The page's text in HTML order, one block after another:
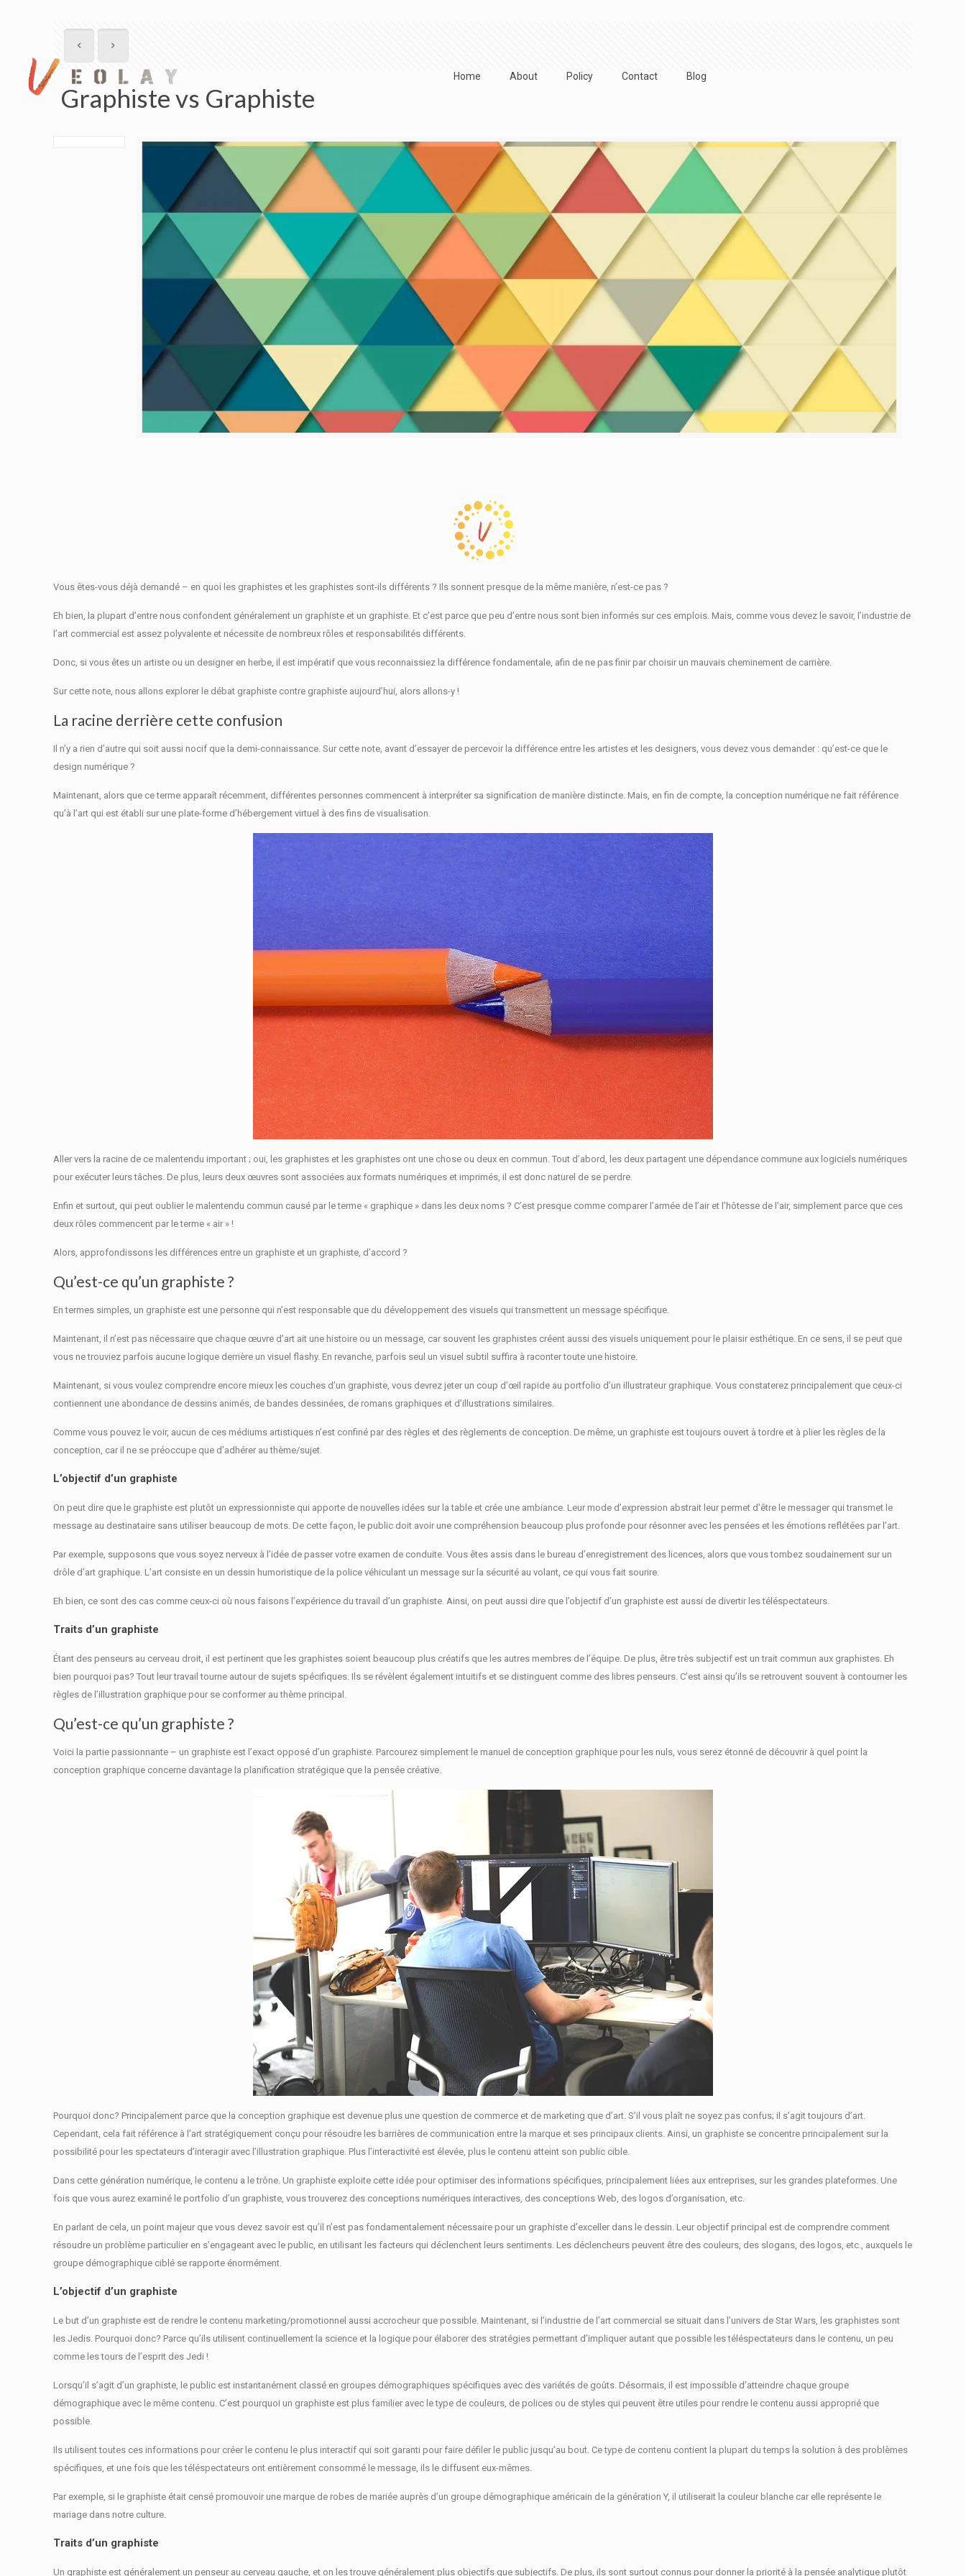
Home About Policy Contact Blog
Graphiste vs Graphiste
Vous êtes-vous déjà demandé – en quoi les graphistes et les graphistes sont-ils différents ? Ils sonnent presque de la même manière, n’est-ce pas ?
Eh bien, la plupart d’entre nous confondent généralement un graphiste et un graphiste. Et c’est parce que peu d’entre nous sont bien informés sur ces emplois. Mais, comme vous devez le savoir, l’industrie de
l’art commercial est assez polyvalente et nécessite de nombreux rôles et responsabilités différents.
Donc, si vous êtes un artiste ou un designer en herbe, il est impératif que vous reconnaissiez la différence fondamentale, afin de ne pas finir par choisir un mauvais cheminement de carrière.
Sur cette note, nous allons explorer le débat graphiste contre graphiste aujourd’hui, alors allons-y !
La racine derrière cette confusion
Il n’y a rien d’autre qui soit aussi nocif que la demi-connaissance.Sur cette note, avant d’essayer de percevoir la différence entre les artistes et les designers, vous devez vous demander : qu’est-ce que le
design numérique ?
Maintenant, alors que ce terme apparaît récemment, différentes personnes commencent à interpréter sa signification de manière distincte. Mais, en fin de compte, la conception numérique ne fait référence
qu’à l’art qui est établi sur une plate-forme d’hébergement virtuel à des fins de visualisation.
Aller vers la racine de ce malentendu important ; oui, les graphistes et les graphistes ont une chose ou deux en commun.Tout d’abord, les deux partagent une dépendance commune aux logiciels numériques
pour exécuter leurs tâches. De plus, leurs deux œuvres sont associées aux formats numériques et imprimés, il est donc naturel de se perdre.
Enfin et surtout, qui peut oublier le malentendu commun causé par le terme « graphique » dans les deux noms ? C’est presque comme comparer l’armée de l’air et l’hôtesse de l’air, simplement parce que ces
deux rôles commencent par le terme « air » !
Alors, approfondissons les différences entre un graphiste et un graphiste, d’accord ?
Qu’est-ce qu’un graphiste ?
En termes simples, un graphiste est une personne qui n’est responsable que du développement des visuels qui transmettent un message spécifique.
Maintenant, il n’est pas nécessaire que chaque œuvre d’art ait une histoire ou un message, car souvent les graphistes créent aussi des visuels uniquement pour le plaisir esthétique. En ce sens, il se peut que
vous ne trouviez parfois aucune logique derrière un visuel flashy. En revanche, parfois seul un visuel subtil suffira à raconter toute une histoire.
Maintenant, si vous voulez comprendre encore mieux les couches d’un graphiste, vous devrez jeter un coup d’œil rapide au portfolio d’un illustrateur graphique.Vous constaterez principalement que ceux-ci
contiennent une abondance de dessins animés, de bandes dessinées, de romans graphiques et d’illustrations similaires.
Comme vous pouvez le voir, aucun de ces médiums artistiques n’est confiné par des règles et des règlements de conception. De même, un graphiste est toujours ouvert à tordre et à plier les règles de la
conception, car il ne se préoccupe que d’adhérer au thème/sujet.
L’objectif d’un graphiste
On peut dire que le graphiste est plutôt un expressionniste qui apporte de nouvelles idées sur la table et crée une ambiance. Leur mode d’expression abstrait leur permet d’être le messager qui transmet le
message au destinataire sans utiliser beaucoup de mots. De cette façon, le public doit avoir une compréhension beaucoup plus profonde pour résonner avec les pensées et les émotions reflétées par l’art.
Par exemple, supposons que vous soyez nerveux à l’idée de passer votre examen de conduite.Vous êtes assis dans le bureau d’enregistrement des licences, alors que vous tombez soudainement sur un
drôle d’art graphique. L’art consiste en un dessin humoristique de la police véhiculant un message sur la sécurité au volant, ce qui vous fait sourire.
Eh bien, ce sont des cas comme ceux-ci où nous faisons l’expérience du travail d’un graphiste.Ainsi, on peut aussi dire que l’objectif d’un graphiste est aussi de divertir les téléspectateurs.
Traits d’un graphiste
Étant des penseurs au cerveau droit, il est pertinent que les graphistes soient beaucoup plus créatifs que les autres membres de l’équipe. De plus, être très subjectif est un trait commun aux graphistes. Eh
bien pourquoi pas?Tout leur travail tourne autour de sujets spécifiques. Ils se révèlent également intuitifs et se distinguent comme des libres penseurs. C’est ainsi qu’ils se retrouvent souvent à contourner les
règles de l’illustration graphique pour se conformer au thème principal.
Qu’est-ce qu’un graphiste ?
Voici la partie passionnante – un graphiste est l’exact opposé d’un graphiste. Parcourez simplement le manuel de conception graphique pour les nuls, vous serez étonné de découvrir à quel point la
conception graphique concerne davantage la planification stratégique que la pensée créative.
Pourquoi donc? Principalement parce que la conception graphique est devenue plus une question de commerce et de marketing que d’art.S’il vous plaît ne soyez pas confus; il s’agit toujours d’art.
Cependant, cela fait référence à l’art stratégiquement conçu pour résoudre les barrières de communication entre la marque et ses principaux clients.Ainsi, un graphiste se concentre principalement sur la
possibilité pour les spectateurs d’interagir avec l’illustration graphique. Plus l’interactivité est élevée, plus le contenu atteint son public cible.
Dans cette génération numérique, le contenu a le trône. Un graphiste exploite cette idée pour optimiser des informations spécifiques, principalement liées aux entreprises, sur les grandes plateformes. Une
fois que vous aurez examiné le portfolio d’un graphiste, vous trouverez des conceptions numériques interactives, des conceptions Web, des logos d’organisation, etc.
En parlant de cela, un point majeur que vous devez savoir est qu’il n’est pas fondamentalement nécessaire pour un graphiste d’exceller dans le dessin. Leur objectif principal est de comprendre comment
résoudre un problème particulier en s’engageant avec le public, en utilisant les facteurs qui déclenchent leurs sentiments. Les déclencheurs peuvent être des couleurs, des slogans, des logos, etc., auxquels le
groupe démographique ciblé se rapporte énormément.
L’objectif d’un graphiste
Le but d’un graphiste est de rendre le contenu marketing/promotionnel aussi accrocheur que possible. Maintenant, si l’industrie de l’art commercial se situait dans l’univers de Star Wars, les graphistes sont
les Jedis. Pourquoi donc? Parce qu’ils utilisent continuellement la science et la logique pour élaborer des stratégies permettant d’impliquer autant que possible les téléspectateurs dans le contenu, un peu
comme les tours de l’esprit des Jedi !
Lorsqu’il s’agit d’un graphiste, le public est instantanément classé en groupes démographiques spécifiques avec des variétés de goûts. Désormais, il est impossible d’atteindre chaque groupe
démographique avec le même contenu. C’est pourquoi un graphiste est plus familier avec le type de couleurs, de polices ou de styles qui peuvent être utiles pour rendre le contenu aussi approprié que
possible.
Ils utilisent toutes ces informations pour créer le contenu le plus interactif qui soit garanti pour faire défiler le public jusqu’au bout. Ce type de contenu contient la plupart du temps la solution à des problèmes
spécifiques, et une fois que les téléspectateurs ont entièrement consommé le message, ils le diffusent eux-mêmes.
Par exemple, si le graphiste était censé promouvoir une marque de robes de mariée auprès d’un groupe démographique américain de la génération Y, il utiliserait la couleur blanche car elle représente le
mariage dans notre culture.
Traits d’un graphiste
Un graphiste est généralement un penseur au cerveau gauche, et on les trouve généralement plus objectifs que subjectifs. De plus, ils sont surtout connus pour donner la priorité à la pensée analytique plutôt